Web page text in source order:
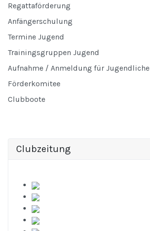
Regattaförderung
Anfängerschulung
Termine Jugend
Trainingsgruppen Jugend
Aufnahme / Anmeldung für Jugendliche
Förderkomitee
Clubboote
Clubzeitung